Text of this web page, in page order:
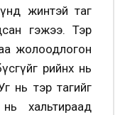
жинтэй таг
гэжээ. Тэр
жолоодлогон
өөрийнх нь
нь тэр тагийг
хальтираад